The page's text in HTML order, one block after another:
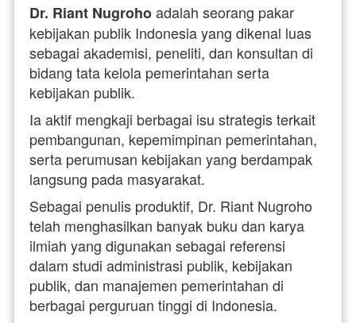
Dr. Riant Nugroho adalah seorang pakar
kebijakan publik Indonesia yang dikenal luas
sebagai akademisi, peneliti, dan konsultan di
bidang tata kelola pemerintahan serta
kebijakan publik.
Ia aktif mengkaji berbagai isu strategis terkait
pembangunan, kepemimpinan pemerintahan,
serta perumusan kebijakan yang berdampak
langsung pada masyarakat.
Sebagai penulis produktif, Dr. Riant Nugroho
telah menghasilkan banyak buku dan karya
ilmiah yang digunakan sebagai referensi
dalam studi administrasi publik, kebijakan
publik, dan manajemen pemerintahan di
berbagai perguruan tinggi di Indonesia.